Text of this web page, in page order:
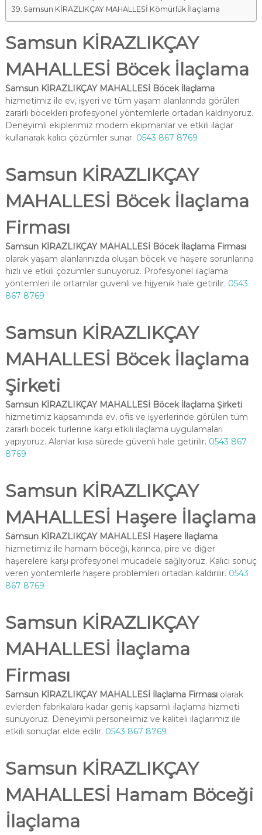
Samsun KİRAZLIKÇAY MAHALLESİ Kömürlük İlaçlama
Samsun KİRAZLIKÇAY
MAHALLESİ Böcek İlaçlama
Samsun KİRAZLIKÇAY MAHALLESİ Böcek İlaçlama
hizmetimiz ile ev, işyeri ve tüm yaşam alanlarında görülen
zararlı böcekleri profesyonel yöntemlerle ortadan kaldırıyoruz.
Deneyimli ekiplerimiz modern ekipmanlar ve etkili ilaçlar
kullanarak kalıcı çözümler sunar. 0543 867 8769
Samsun KİRAZLIKÇAY
MAHALLESİ Böcek İlaçlama
Firması
Samsun KİRAZLIKÇAY MAHALLESİ Böcek İlaçlama Firması
olarak yaşam alanlarınızda oluşan böcek ve haşere sorunlarına
hızlı ve etkili çözümler sunuyoruz. Profesyonel ilaçlama
yöntemleri ile ortamlar güvenli ve hijyenik hale getirilir. 0543
867 8769
Samsun KİRAZLIKÇAY
MAHALLESİ Böcek İlaçlama
Şirketi
Samsun KİRAZLIKÇAY MAHALLESİ Böcek İlaçlama Şirketi
hizmetimiz kapsamında ev, ofis ve işyerlerinde görülen tüm
zararlı böcek türlerine karşı etkili ilaçlama uygulamaları
yapıyoruz. Alanlar kısa sürede güvenli hale getirilir. 0543 867
8769
Samsun KİRAZLIKÇAY
MAHALLESİ Haşere İlaçlama
Samsun KİRAZLIKÇAY MAHALLESİ Haşere İlaçlama
hizmetimiz ile hamam böceği, karınca, pire ve diğer
haşerelere karşı profesyonel mücadele sağlıyoruz. Kalıcı sonuç
veren yöntemlerle haşere problemleri ortadan kaldırılır. 0543
867 8769
Samsun KİRAZLIKÇAY
MAHALLESİ İlaçlama
Firması
Samsun KİRAZLIKÇAY MAHALLESİ İlaçlama Firmasıolarak
evlerden fabrikalara kadar geniş kapsamlı ilaçlama hizmeti
sunuyoruz. Deneyimli personelimiz ve kaliteli ilaçlarımız ile
etkili sonuçlar elde edilir. 0543 867 8769
Samsun KİRAZLIKÇAY
MAHALLESİ Hamam Böceği
İlaçlama